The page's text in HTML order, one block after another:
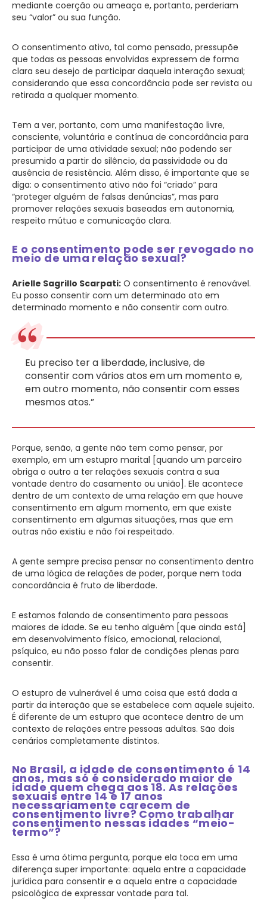
mediante coerção ou ameaça e, portanto, perderiam
seu “valor” ou sua função.
O consentimento ativo, tal como pensado, pressupõe
que todas as pessoas envolvidas expressem de forma
clara seu desejo de participar daquela interação sexual;
considerando que essa concordância pode ser revista ou
retirada a qualquer momento.
Tem a ver, portanto, com uma manifestação livre,
consciente, voluntária e contínua de concordância para
participar de uma atividade sexual; não podendo ser
presumido a partir do silêncio, da passividade ou da
ausência de resistência. Além disso, é importante que se
diga: o consentimento ativo não foi “criado” para
“proteger alguém de falsas denúncias”, mas para
promover relações sexuais baseadas em autonomia,
respeito mútuo e comunicação clara.
E o consentimento pode ser revogado no
meio de uma relação sexual?
Arielle Sagrillo Scarpati: O consentimento é renovável.
Eu posso consentir com um determinado ato em
determinado momento e não consentir com outro.
Eu preciso ter a liberdade, inclusive, de
consentir com vários atos em um momento e,
em outro momento, não consentir com esses
mesmos atos.”
Porque, senão, a gente não tem como pensar, por
exemplo, em um estupro marital [quando um parceiro
obriga o outro a ter relações sexuais contra a sua
vontade dentro do casamento ou união]. Ele acontece
dentro de um contexto de uma relação em que houve
consentimento em algum momento, em que existe
consentimento em algumas situações, mas que em
outras não existiu e não foi respeitado.
A gente sempre precisa pensar no consentimento dentro
de uma lógica de relações de poder, porque nem toda
concordância é fruto de liberdade.
E estamos falando de consentimento para pessoas
maiores de idade. Se eu tenho alguém [que ainda está]
em desenvolvimento físico, emocional, relacional,
psíquico, eu não posso falar de condições plenas para
consentir.
O estupro de vulnerável é uma coisa que está dada a
partir da interação que se estabelece com aquele sujeito.
É diferente de um estupro que acontece dentro de um
contexto de relações entre pessoas adultas. São dois
cenários completamente distintos.
No Brasil, a idade de consentimento é 14
anos, mas só é considerado maior de
idade quem chega aos 18. As relações
sexuais entre 14 e 17 anos
necessariamente carecem de
consentimento livre? Como trabalhar
consentimento nessas idades “meio-
termo”?
Essa é uma ótima pergunta, porque ela toca em uma
diferença super importante: aquela entre a capacidade
jurídica para consentir e a aquela entre a capacidade
psicológica de expressar vontade para tal.